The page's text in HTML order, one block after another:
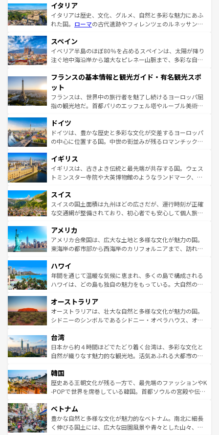
イタリア
イタリアは歴史、文化、グルメ、自然と多彩な魅力にあふ
れた国。 ローマの古代遺跡やフィレンツェのルネッサンス
ろん、トスカーナの美しい田園風景やアマルフィ海岸の絶
景など、自然景観も見逃せない。観光の合間には、本場の
ピザやパスタなど、絶品のイタリア料理を堪能することも
ませてくれるイタリアで、忘れられない旅をしてみよう！
なお、新着のイタリア情報は
しい。
スペイン
イベリア半島のほぼ80％を占めるスペインは、太陽が降り
注ぐ地中海沿岸から雄大なピレネー山脈まで、多彩な自然
文化が根付くこの国では、情熱的なフラメンコ、熱気あふ
れる闘牛、そして美味しいタパスが生活の一部となってい
る。首都マドリードの洗練された雰囲気や、バルセロナの
アートに溢れた街角から、地方では古代ローマ遺跡や中世
せる。地方によって風土や気候が異なるスペインはその個
性で訪れる人を魅了する。 なお、新着のスペイン情報は コ
ンテンツ一覧を参照してほしい。
フランスの基本情報と観光ガイド・有名観光スポ
ット
フランスは、世界中の旅行者を魅了し続けるヨーロッパ屈
指の観光地だ。首都パリのエッフェル塔やルーブル美術館
で、幅広い魅力が詰まっている。華麗な宮殿、歴史的な大
聖堂、美しいビーチ、そして豊かな自然が、訪れる者を心
から魅了する。また、フランスは美食の国としても知ら
いる。シャンパンの発祥地であるランス、プロヴァンスの
香り高いラベンダー畑など、多彩な楽しみ方が可能だ。さ
らに、パリ以外の地域にも魅力が溢れており、どの街角に
れる地方に足を運ぶとそれぞれで全く異なる文化を体験で
きるだろう。 なお、新着のフランス情報はコンテンツ一覧
を参照してほしい。
ドイツ
ドイツは、豊かな歴史と多彩な文化が交差するヨーロッパ
の中心に位置する国。中世の街並みが残るロマンチック街
顔を持つこの国は、どこを歩いても飽きることがない。ベ
ルリンの文化的活気、バイエルン州のアルプスの絶景、そ
してライン川沿いのワイン畑といった風景は必見。ビール
は、お酒好きな人にはぜひ体験してほしい。 なお、新着の
ドイツ情報はコンテンツ一覧を参照してほしい。
イギリス
イギリスは、古きよき伝統と最先端が共存する国。ウェス
トミンスター寺院や大英博物館のようなランドマーク、歴
リアごとに異なる魅力がある。また、優雅なアフタヌーン
ティー、ビール好きにはたまらない英国パブ、サッカー観
戦など、本場だからこそできる体験も豊富。イギリスを旅
ンツ一覧を参照してほしい。
スイス
スイスの国土面積は九州ほどの広さだが、運行時刻が正確
な交通網が整備されており、初心者でも安心して個人旅行
の建物がそのまま残る町や、スイスならではのユニークな
博物館もあり、アルプス観光だけでなく町歩きも満喫する
ことができる。国民の所得が高いため物価も高いが、旅行
ば市内交通費無料で観光を楽しむこともできる。 なお、新
着のスイス情報はコンテンツ一覧 を参照してほしい。
アメリカ
アメリカ合衆国は、広大な土地と多様な文化が魅力の国。
東海岸の都市部から西海岸のカリフォルニアまで、訪れる
のような巨大都市は、観光、ショッピング、エンターテイ
ンメントが詰まった刺激的なスポットだ。一方、アメリカ
西部には大自然が広がり、グランドキャニオンやイエロー
部のニューオーリンズでは、音楽と美食が融合した独特の
文化が魅力。旅行者はアメリカの各地域で異なる魅力を楽
しみながら、その多様性と豊かな歴史を感じることができ
ならではの贅沢な旅のスタイルだ。 なお、新着のアメリカ
情報はコンテンツ一覧を参照してほしい。
ハワイ
年間を通じて温暖な気候に恵まれ、多くの島で構成される
ハワイは、どの島も独自の魅力をもっている。大自然の神
ワイ島は見逃せない。また、定番の観光地といえばオアフ
島だが、静かな自然を求めるならマウイ島やカウアイ島が
おすすめ。エメラルドグリーンに輝く海をはじめ、豊かな
れるおもてなしの心で訪れる人々を迎えてくれるハワイの
人々、おいしいローカルフードやハワイアンミュージッ
ク、伝統的なフラダンスなど、すべてがハワイの魅力を彩
ワイを、存分に味わってほしい。 なお、新着のハワイ情報
はコンテンツ一覧を参照してほしい。
オーストラリア
オーストラリアは、壮大な自然と多様な文化が魅力の国。
シドニーのシンボルであるシドニー・オペラハウス、オー
リアリーフや大陸中央部にそびえるウルル（エアーズロッ
ク）、タスマニアの美しい原生林やケアンズの熱帯雨林な
ど、見どころがたくさん。また、カフェやワイン、オージ
いる。アクティビティも充実しており、サーフィンやダイ
ビング、ハイキングなど、アウトドア好きにはたまらな
い。オーストラリアの多彩な魅力を存分に味わいつくそ
参照してほしい。
台湾
日本から約４時間ほどでたどり着く台湾は、多彩な文化と
自然が織りなす魅力的な観光地。活気あふれる大都市の台
ン）、静ひつな山岳地帯である台湾東部など、都市の喧騒
と山間の静けさが共存しており、訪れる人に新しい発見と
驚きをもたらしてくれる。また、奥深い台湾の食文化も魅
容にもいいと評判のスイーツなど、バラエティ豊かな料理
が味わえる。 なお、新着の台湾情報は コンテンツ一覧を参
照してほしい。
韓国
歴史ある王朝文化が残る一方で、最先端のファッションやK
-POPで世界を席巻している韓国。首都ソウルの宮殿や伝統
き、地方に足を延ばせば四季折々の自然美を楽しむことが
できる。そして、キムチや焼肉、絶品のストリートフード
まで、さまざまな韓国料理が待っている。夜には、韓国な
ベトナム
豊かな自然と多様な文化が魅力的なベトナム。南北に細長
く伸びる国土には、広大な田園風景や青々とした山々、世